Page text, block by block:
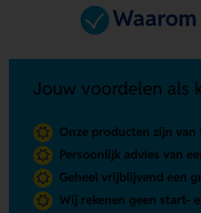
Jouw voordelen als
Onze producten zijn
Persoonlijk advies van
Geheel vrijblijvend een
Wij rekenen geen start-